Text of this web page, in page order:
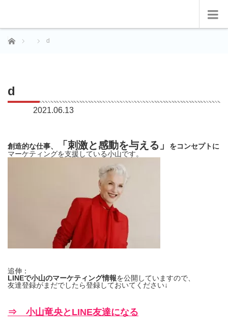
ホーム d
d
2021.06.13
創造的な仕事、 「刺激と感動を与える」
をコンセプトに
マーケティングを支援している小山です。
追伸：
LINEで小山のマーケティング情報を公開していますので、
友達登録がまだでしたら登録しておいてください↓
⇒ 小山竜央とLINE友達になる